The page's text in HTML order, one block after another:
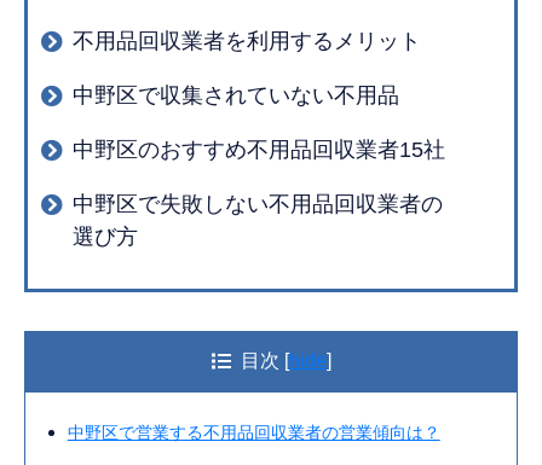
不用品回収業者を利用するメリット
中野区で収集されていない不用品
中野区のおすすめ不用品回収業者15社
中野区で失敗しない不用品回収業者の
選び方
目次 [hide]
中野区で営業する不用品回収業者の営業傾向は？